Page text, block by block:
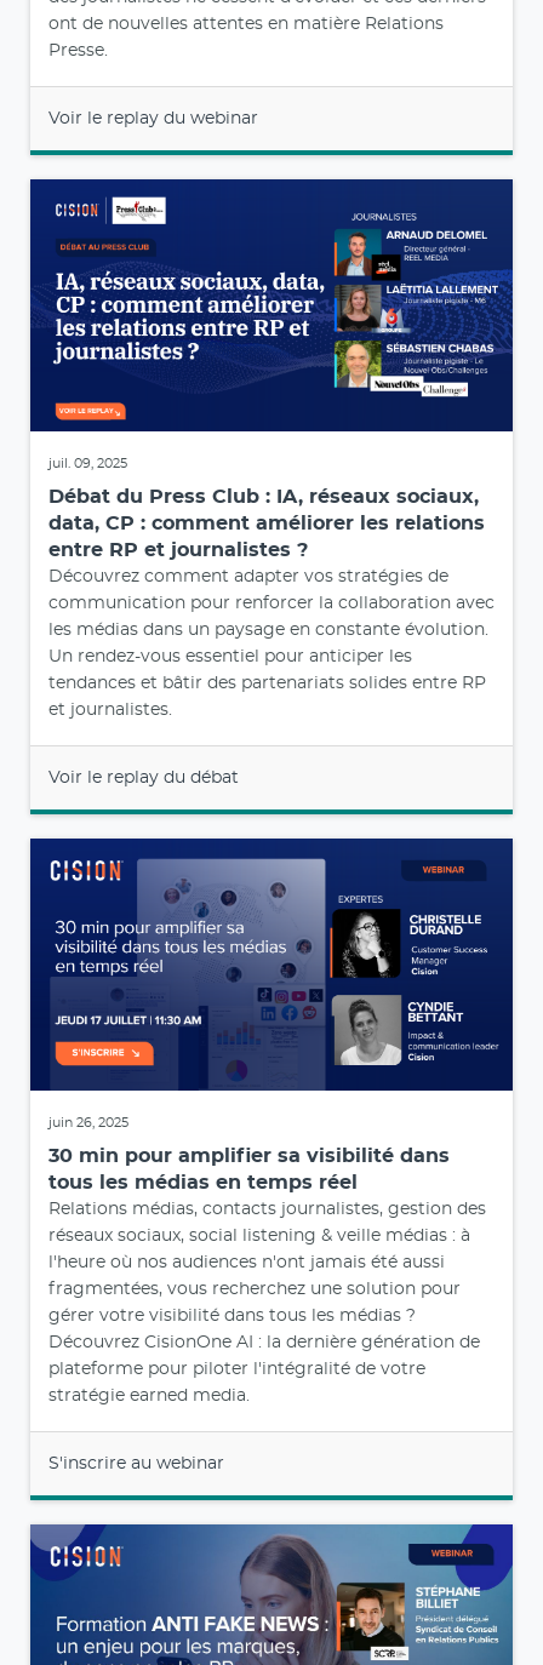
ont de nouvelles attentes en matière Relations
Presse.
Voir le replay du webinar
juil. 09, 2025
Débat du Press Club : IA, réseaux sociaux,
data, CP : comment améliorer les relations
entre RP et journalistes ?
Découvrez comment adapter vos stratégies de
communication pour renforcer la collaboration avec
les médias dans un paysage en constante évolution.
Un rendez-vous essentiel pour anticiper les
tendances et bâtir des partenariats solides entre RP
et journalistes.
Voir le replay du débat
juin 26, 2025
30 min pour amplifier sa visibilité dans
tous les médias en temps réel
Relations médias, contacts journalistes, gestion des
réseaux sociaux, social listening & veille médias : à
l'heure où nos audiences n'ont jamais été aussi
fragmentées, vous recherchez une solution pour
gérer votre visibilité dans tous les médias ?
Découvrez CisionOne AI : la dernière génération de
plateforme pour piloter l'intégralité de votre
stratégie earned media.
S'inscrire au webinar